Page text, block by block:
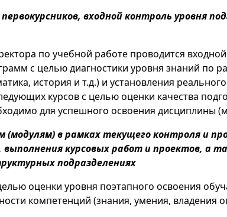
входной контроль уровня
по учебной работе проводится
с целью диагностики уровня знаний по
история и т.д.) и установления
курсов с целью оценки качества
для успешного освоения дисциплины
(модулям) в рамках текущего контроля и
курсовых работ и проектов, а
подразделениях
оценки уровня поэтапного освоения
компетенций (знания, умения, владения